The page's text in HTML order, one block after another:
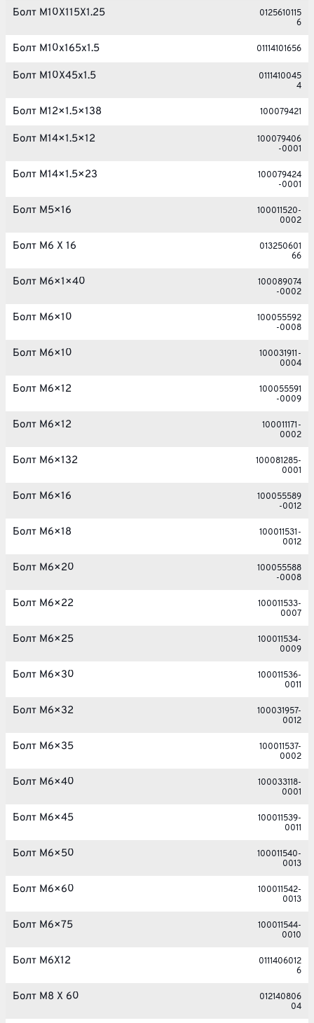
Болт M10X115X1.25
0125610115
6
Болт M10x165x1.5 01114101656
Болт M10X45x1.5
0111410045
4
Болт M12×1.5×138 100079421
Болт M14×1.5×12
100079406
-0001
Болт M14×1.5×23
100079424
-0001
Болт M5×16
100011520-
0002
Болт M6 X 16
013250601
66
Болт M6×1×40
100089074
-0002
Болт M6×10
100055592
-0008
Болт M6×10
100031911-
0004
Болт M6×12
100055591
-0009
Болт M6×12
100011171-
0002
Болт M6×132
100081285-
0001
Болт M6×16
100055589
-0012
Болт M6×18
100011531-
0012
Болт M6×20
100055588
-0008
Болт M6×22
100011533-
0007
Болт M6×25
100011534-
0009
Болт M6×30
100011536-
0011
Болт M6×32
100031957-
0012
Болт M6×35
100011537-
0002
Болт M6×40
100033118-
0001
Болт M6×45
100011539-
0011
Болт M6×50
100011540-
0013
Болт M6×60
100011542-
0013
Болт M6×75
100011544-
0010
Болт M6X12
0111406012
6
Болт M8 X 60
012140806
04